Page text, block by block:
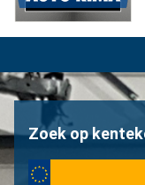
Zoek op